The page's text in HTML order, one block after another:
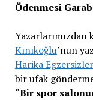
Ödenmesi
Kınıkoğlu’nun
Harika Egzersizler
bir ufak
“Bir spor